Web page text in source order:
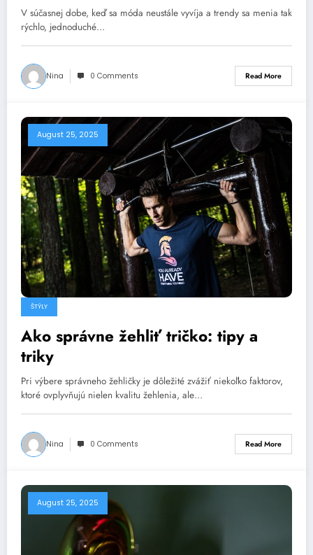
V súčasnej dobe, keď sa móda neustále vyvíja a trendy sa menia tak
rýchlo, jednoduché…
Nina 0 Comments Read More
August 25, 2025
ŠTÝLY
Ako správne žehliť tričko: tipy a
triky
Pri výbere správneho žehličky je dôležité zvážiť niekoľko faktorov,
ktoré ovplyvňujú nielen kvalitu žehlenia, ale…
Nina 0 Comments Read More
August 25, 2025